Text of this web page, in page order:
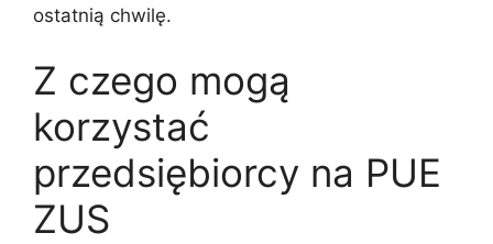
ostatnią chwilę.
Z czego mogą
korzystać
przedsiębiorcy na PUE
ZUS